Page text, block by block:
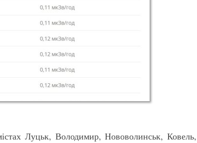
Луцьк, Володимир, Нововолинськ, Ковель,